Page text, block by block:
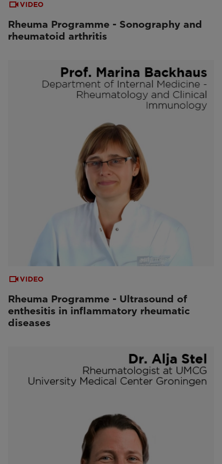
VIDEO
Rheuma Programme - Sonography and
rheumatoid arthritis
VIDEO
Rheuma Programme - Ultrasound of
enthesitis in inflammatory rheumatic
diseases